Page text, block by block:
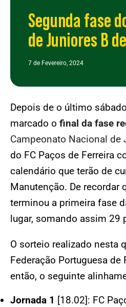
Segunda fase
de Juniores B
7 de Fevereiro, 2024
Depois de o último
marcado o final da fase
Campeonato Nacional de
do FC Paços de Ferreira
calendário que terão de
Manutenção. De recordar
terminou a primeira fase
lugar, somando assim 29
O sorteio realizado nesta
Federação Portuguesa de
então, o seguinte
Jornada 1 [18.02]: FC